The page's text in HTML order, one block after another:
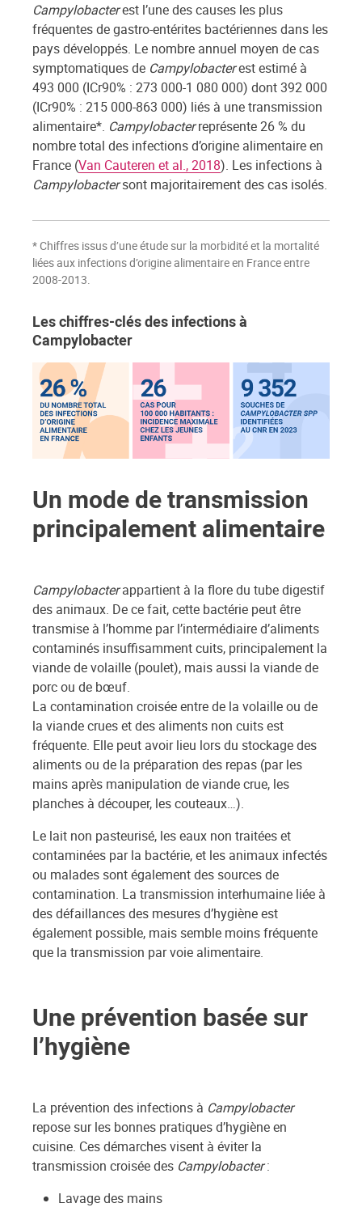
Campylobacterest l’une des causes les plus
fréquentes de gastro-entérites bactériennes dans les
pays développés. Le nombre annuel moyen de cas
symptomatiques de Campylobacterest estimé à
493 000 (ICr90% : 273 000-1 080 000) dont 392 000
(ICr90% : 215 000-863 000) liés à une transmission
alimentaire*. Campylobacterreprésente 26 % du
nombre total des infections d’origine alimentaire en
France (Van Cauteren et al., 2018). Les infections à
Campylobactersont majoritairement des cas isolés.
* Chiffres issus d’une étude sur la morbidité et la mortalité
liées aux infections d’origine alimentaire en France entre
2008-2013.
Les chiffres-clés des infections à
Campylobacter
Un mode de transmission
principalement alimentaire
Campylobacterappartient à la flore du tube digestif
des animaux. De ce fait, cette bactérie peut être
transmise à l’homme par l’intermédiaire d’aliments
contaminés insuffisamment cuits, principalement la
viande de volaille (poulet), mais aussi la viande de
porc ou de bœuf.
La contamination croisée entre de la volaille ou de
la viande crues et des aliments non cuits est
fréquente. Elle peut avoir lieu lors du stockage des
aliments ou de la préparation des repas (par les
mains après manipulation de viande crue, les
planches à découper, les couteaux…).
Le lait non pasteurisé, les eaux non traitées et
contaminées par la bactérie, et les animaux infectés
ou malades sont également des sources de
contamination. La transmission interhumaine liée à
des défaillances des mesures d’hygiène est
également possible, mais semble moins fréquente
que la transmission par voie alimentaire.
Une prévention basée sur
l’hygiène
La prévention des infections à Campylobacter
repose sur les bonnes pratiques d’hygiène en
cuisine. Ces démarches visent à éviter la
transmission croisée des Campylobacter:
Lavage des mains